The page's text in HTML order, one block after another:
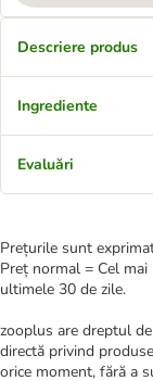
Descriere produs
Ingrediente
Evaluări
Prețurile sunt
Preț normal = Cel
ultimele 30 de zile.
zooplus are dreptul
directă privind
orice moment, fără a